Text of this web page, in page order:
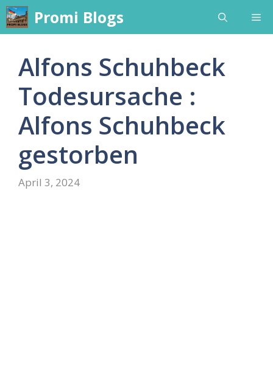
Skip
to
content
Promi Blogs
Alfons Schuhbeck
Todesursache :
Alfons Schuhbeck
gestorben
April 3, 2024